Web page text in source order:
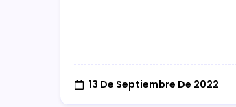
13 De Septiembre De 2022